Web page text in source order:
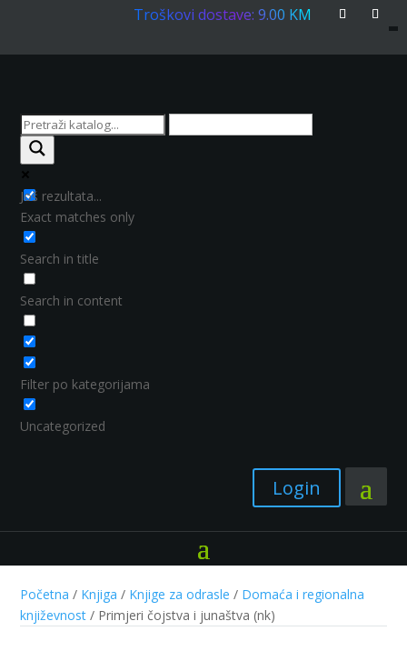
Troškovi dostave: 9.00 KM
Još rezultata...
Exact matches only
Search in title
Search in content
Filter po kategorijama
Uncategorized
Login
Početna / Knjiga / Knjige za odrasle / Domaća i regionalna
književnost / Primjeri čojstva i junaštva (nk)